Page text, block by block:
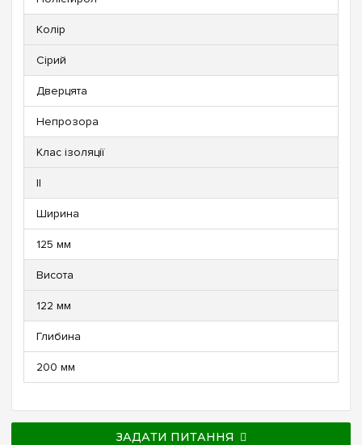
Колір
Сірий
Дверцята
Непрозора
Клас ізоляції
II
Ширина
125 мм
Висота
122 мм
Глибина
200 мм
ЗАДАТИ ПИТАННЯ